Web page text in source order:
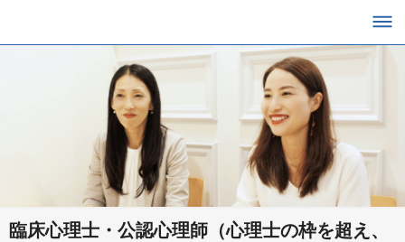
臨床心理士・公認心理師（心理士の枠を超え、